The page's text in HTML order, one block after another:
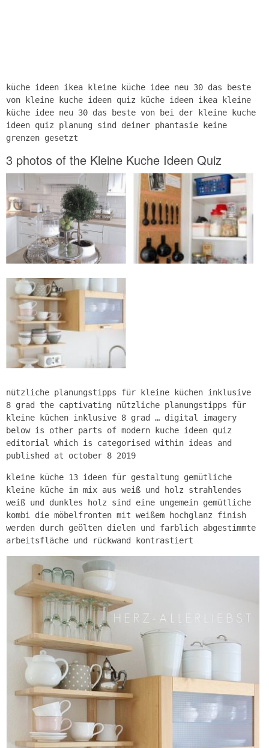
küche ideen ikea kleine küche idee neu 30 das beste
von kleine kuche ideen quiz küche ideen ikea kleine
küche idee neu 30 das beste von bei der kleine kuche
ideen quiz planung sind deiner phantasie keine
grenzen gesetzt
3 photos of the Kleine Kuche Ideen Quiz
nützliche planungstipps für kleine küchen inklusive
8 grad the captivating nützliche planungstipps für
kleine küchen inklusive 8 grad … digital imagery
below is other parts of modern kuche ideen quiz
editorial which is categorised within ideas and
published at october 8 2019
kleine küche 13 ideen für gestaltung gemütliche
kleine küche im mix aus weiß und holz strahlendes
weiß und dunkles holz sind eine ungemein gemütliche
kombi die möbelfronten mit weißem hochglanz finish
werden durch geölten dielen und farblich abgestimmte
arbeitsfläche und rückwand kontrastiert